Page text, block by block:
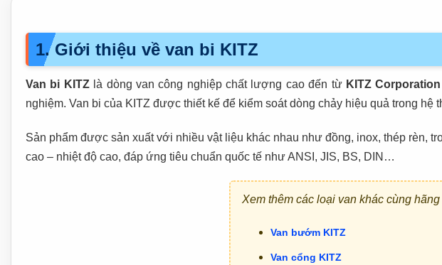
1. Giới thiệu về van bi KITZ
Van bi KITZlà dòng van công nghiệp chất lượng cao đến từ KITZ
nghiệm. Van bi của KITZ được thiết kế để kiểm soát dòng chảy hiệu quả trong hệ
Sản phẩm được sản xuất với nhiều vật liệu khác nhau như đồng, inox, thép rèn,
cao – nhiệt độ cao, đáp ứng tiêu chuẩn quốc tế như ANSI, JIS, BS, DIN…
Xem thêm các loại van khác cùng hãng
Van bướm KITZ
Van cổng KITZ